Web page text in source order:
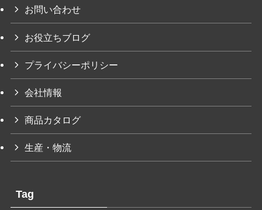
お問い合わせ
お役立ちブログ
プライバシーポリシー
会社情報
商品カタログ
生産・物流
Tag